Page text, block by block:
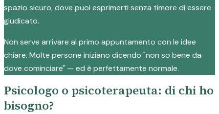
spazio sicuro, dove puoi esprimerti senza timore di essere
giudicato.
Non serve arrivare al primo appuntamento con le idee
chiare. Molte persone iniziano dicendo "non so bene da
dove cominciare" — ed è perfettamente normale.
Psicologo o psicoterapeuta: di chi ho
bisogno?